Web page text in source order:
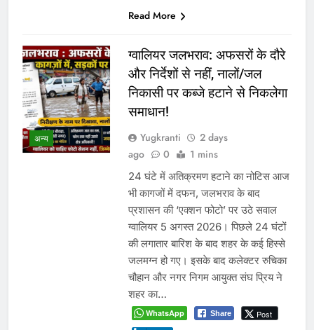
Read More
अन्य
ग्वालियर जलभराव: अफसरों के दौरे
और निर्देशों से नहीं, नालों/जल
निकासी पर कब्जे हटाने से निकलेगा
समाधान!
Yugkranti
2 days
ago
0 1 mins
24 घंटे में अतिक्रमण हटाने का नोटिस आज
भी कागजों में दफन, जलभराव के बाद
प्रशासन की ‘एक्शन फोटो’ पर उठे सवाल
ग्वालियर 5 अगस्त 2026। पिछले 24 घंटों
की लगातार बारिश के बाद शहर के कई हिस्से
जलमग्न हो गए। इसके बाद कलेक्टर रुचिका
चौहान और नगर निगम आयुक्त संघ प्रिय ने
शहर का…
WhatsApp Share Post